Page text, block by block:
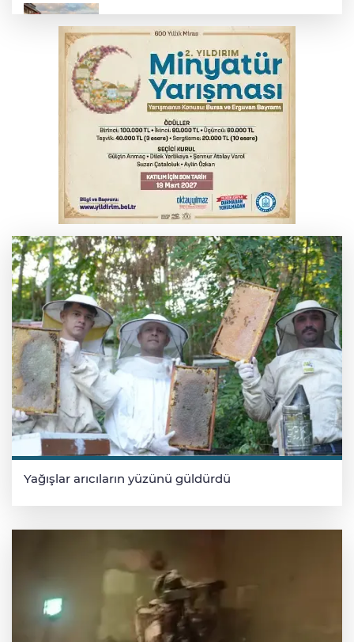
Bursa'da korkutan kazada 4 yaralı
Kar maskeleriyle araç soyan 5 şüpheli
tutuklandı
Elektrik akımına kapılarak hayatını
kaybeden genç toprağa verildi
Alevlere teslim olan ev küle döndü
Yağışlar arıcıların yüzünü güldürdü